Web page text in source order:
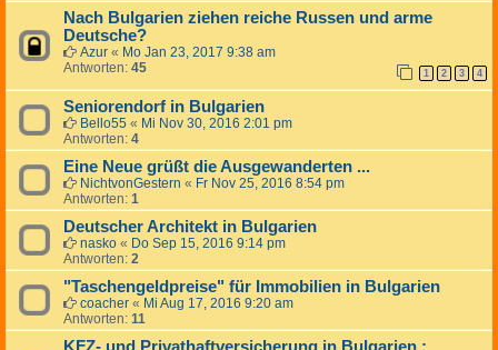
Nach Bulgarien ziehen reiche Russen und arme
Deutsche?
Azur « Mo Jan 23, 2017 9:38 am
Antworten: 45 1 2 3 4
Seniorendorf in Bulgarien
Bello55 « Mi Nov 30, 2016 2:01 pm
Antworten: 4
Eine Neue grüßt die Ausgewanderten ...
NichtvonGestern « Fr Nov 25, 2016 8:54 pm
Antworten: 1
Deutscher Architekt in Bulgarien
nasko « Do Sep 15, 2016 9:14 pm
Antworten: 2
"Taschengeldpreise" für Immobilien in Bulgarien
coacher « Mi Aug 17, 2016 9:20 am
Antworten: 11